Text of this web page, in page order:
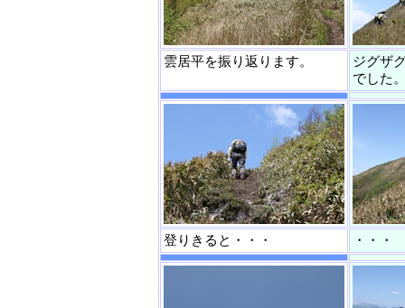
雲居平を振り返ります。
ジグザ
でした
登りきると・・・ ・・・